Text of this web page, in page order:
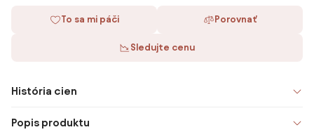
To sa mi páči Porovnať
Sledujte cenu
História cien
Popis produktu